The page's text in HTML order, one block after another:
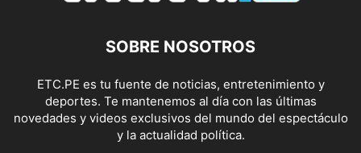
SOBRE NOSOTROS
ETC.PE es tu fuente de noticias, entretenimiento y
deportes. Te mantenemos al día con las últimas
novedades y videos exclusivos del mundo del espectáculo
y la actualidad política.